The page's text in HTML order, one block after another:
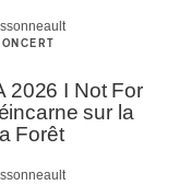
2026 I Not For
sur la
Forêt